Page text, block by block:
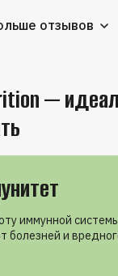
отзывов
—
иммунной
болезней и